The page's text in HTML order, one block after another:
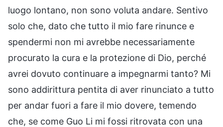
luogo lontano, non sono voluta andare. Sentivo
solo che, dato che tutto il mio fare rinunce e
spendermi non mi avrebbe necessariamente
procurato la cura e la protezione di Dio, perché
avrei dovuto continuare a impegnarmi tanto? Mi
sono addirittura pentita di aver rinunciato a tutto
per andar fuori a fare il mio dovere, temendo
che, se come Guo Li mi fossi ritrovata con una